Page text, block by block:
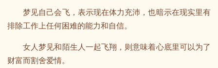
梦见自己会飞，表示现在体力充沛，也暗示在现实里有
排除工作上任何困难的能力和自信。
女人梦见和陌生人一起飞翔，则意味着心底里可以为了
财富而割舍爱情。